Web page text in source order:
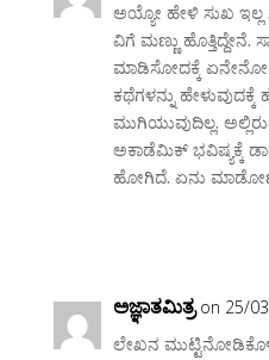
ಅಯ್ಯೋ ಹೇಳಿ ಸುಖ
ವಿಗೆ ಮಣ್ಣು ಹೊತ್ತಿದ್ದೇನೆ.
ಮಾಡಿಸೋದಕ್ಕೆ ಏನೇನೋ
ಕಥೆಗಳನ್ನು
ಮುಗಿಯುವುದಿಲ್ಲ.
ಅಕಾಡೆಮಿಕ್ ಭವಿಷ್ಯಕ್ಕೆ
ಹೋಗಿದೆ. ಏನು
ಅಜ್ಞಾತಮಿತ್ರ on 25/
ಲೇಖನ